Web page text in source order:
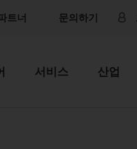
트너 문의하기
서비스 산업